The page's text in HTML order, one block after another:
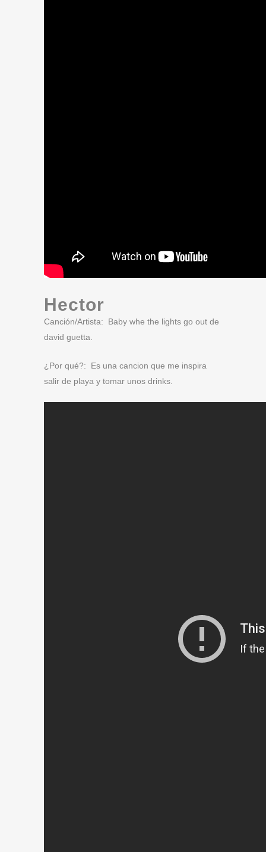
Hector
Canción/Artista: Baby whe the lights go out de
david guetta.
¿Por qué?: Es una cancion que me inspira
salir de playa y tomar unos drinks.